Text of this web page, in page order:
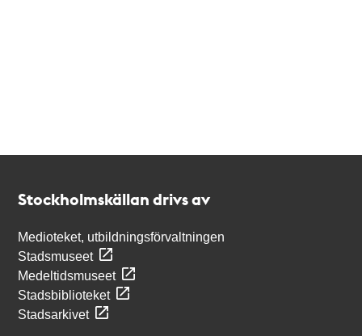
Stockholmskällan drivs av
Medioteket, utbildningsförvaltningen
Stadsmuseet
Medeltidsmuseet
Stadsbiblioteket
Stadsarkivet